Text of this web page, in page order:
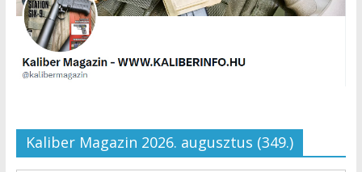
Kaliber Magazin 2026. augusztus (349.)